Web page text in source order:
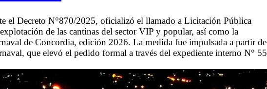
el Decreto N°870/2025, oficializó el llamado a Licitación Pública
de las cantinas del sector VIP y popular, así como la
de Concordia, edición 2026. La medida fue impulsada a partir de
que elevó el pedido formal a través del expediente interno N° 55